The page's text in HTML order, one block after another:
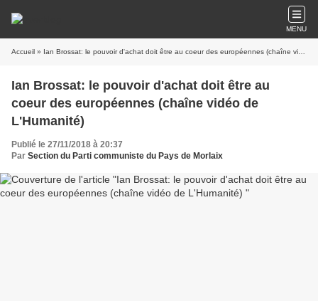
MENU
Accueil » Ian Brossat: le pouvoir d'achat doit être au coeur des européennes (chaîne vidéo de L'Humanité)
Ian Brossat: le pouvoir d'achat doit être au
coeur des européennes (chaîne vidéo de
L'Humanité)
Publié le 27/11/2018 à 20:37
Par Section du Parti communiste du Pays de Morlaix